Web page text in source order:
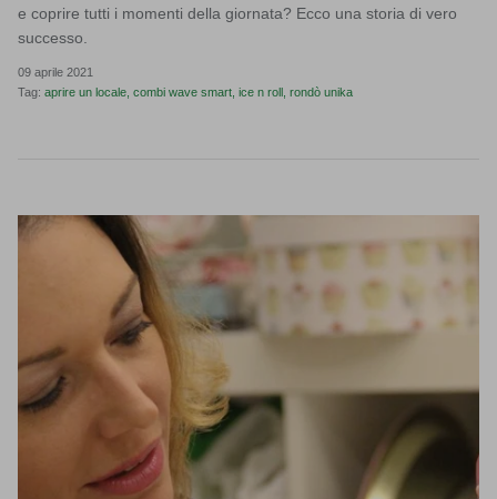
e coprire tutti i momenti della giornata? Ecco una storia di vero
successo.
09 aprile 2021
Tag: aprire un locale combi wave smart ice n roll rondò unika